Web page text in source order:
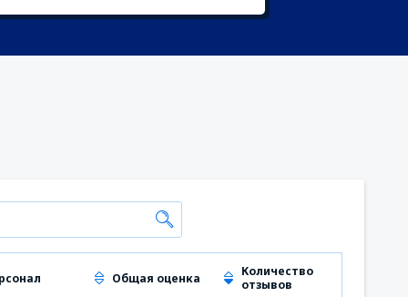
Общая оценка
Количество
отзывов